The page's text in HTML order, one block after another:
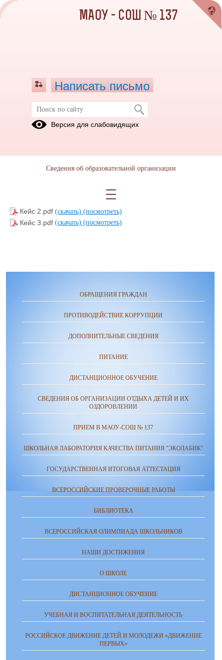
Задания заключительного этапа
конкурса
Лабораторная работа 2 этап.pdf
(посмотреть)
Кейс 2.pdf (скачать) (посмотреть)
Кейс 3.pdf (скачать) (посмотреть)
ОБРАЩЕНИЯ ГРАЖДАН
ПРОТИВОДЕЙСТВИЕ КОРРУПЦИИ
ДОПОЛНИТЕЛЬНЫЕ СВЕДЕНИЯ
ПИТАНИЕ
ДИСТАНЦИОННОЕ ОБУЧЕНИЕ
СВЕДЕНИЯ ОБ ОРГАНИЗАЦИИ ОТДЫХА ДЕТЕЙ И ИХ
ОЗДОРОВЛЕНИИ
ПРИЕМ В МАОУ-СОШ № 137
ШКОЛЬНАЯ ЛАБОРАТОРИЯ КАЧЕСТВА ПИТАНИЯ "ЭКОЛАБИК"
ГОСУДАРСТВЕННАЯ ИТОГОВАЯ АТТЕСТАЦИЯ
ВСЕРОССИЙСКИЕ ПРОВЕРОЧНЫЕ РАБОТЫ
БИБЛИОТЕКА
ВСЕРОССИЙСКАЯ ОЛИМПИАДА ШКОЛЬНИКОВ
НАШИ ДОСТИЖЕНИЯ
О ШКОЛЕ
ДИСТАНЦИОННОЕ ОБУЧЕНИЕ
УЧЕБНАЯ И ВОСПИТАТЕЛЬНАЯ ДЕЯТЕЛЬНОСТЬ
РОССИЙСКОЕ ДВИЖЕНИЕ ДЕТЕЙ И МОЛОДЕЖИ «ДВИЖЕНИЕ
ПЕРВЫХ»
МАОУ - СОШ № 137
Написать письмо
Версия для слабовидящих
Сведения об образовательной организации